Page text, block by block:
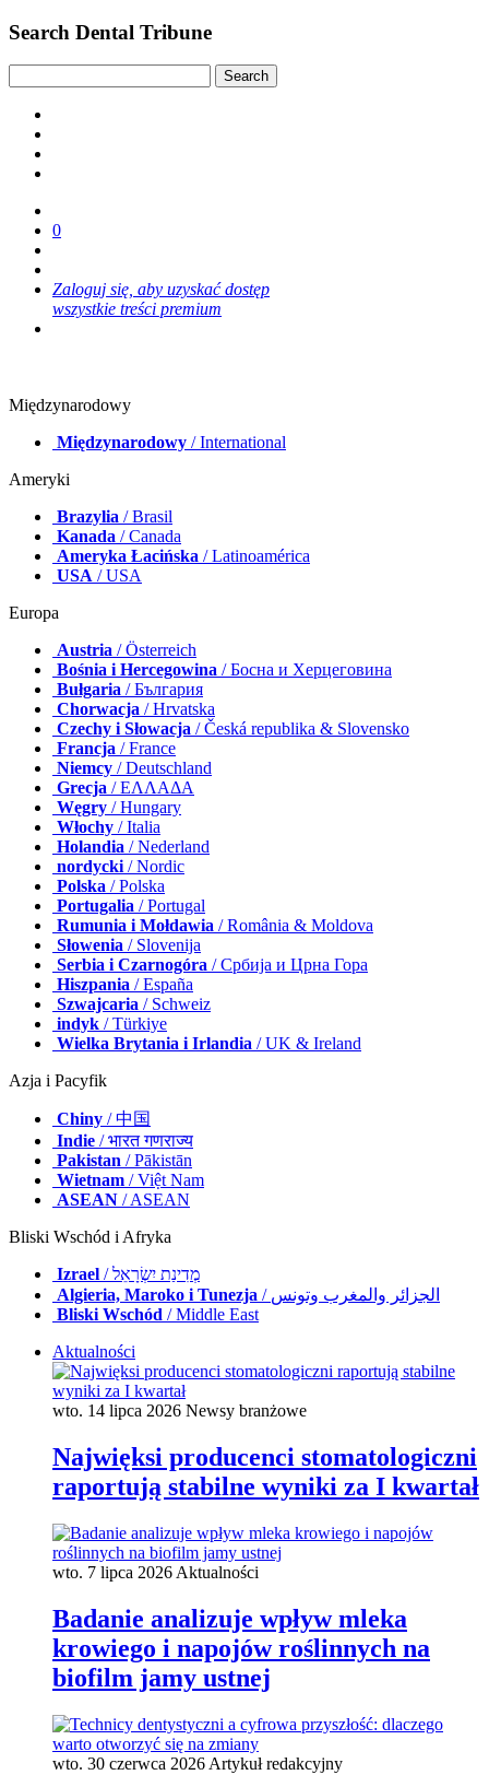
Search Dental Tribune
0
Zaloguj się, aby uzyskać dostęp
wszystkie treści premium
Międzynarodowy
Międzynarodowy / International
Ameryki
Brazylia / Brasil
Kanada / Canada
Ameryka Łacińska / Latinoamérica
USA / USA
Europa
Austria / Österreich
Bośnia i Hercegowina / Босна и Херцеговина
Bułgaria / България
Chorwacja / Hrvatska
Czechy i Słowacja / Česká republika & Slovensko
Francja / France
Niemcy / Deutschland
Grecja / ΕΛΛΑΔΑ
Węgry / Hungary
Włochy / Italia
Holandia / Nederland
nordycki/ Nordic
Polska / Polska
Portugalia / Portugal
Rumunia i Mołdawia / România & Moldova
Słowenia / Slovenija
Serbia i Czarnogóra / Србија и Црна Гора
Hiszpania / España
Szwajcaria / Schweiz
indyk / Türkiye
Wielka Brytania i Irlandia / UK & Ireland
Azja i Pacyfik
Chiny / 中国
Indie / भारत गणराज्य
Pakistan / Pākistān
Wietnam / Việt Nam
ASEAN / ASEAN
Bliski Wschód i Afryka
Izrael
/ מְדִינַת יִשְׂרָאֵל
Algieria, Maroko i Tunezja
/ الجزائر والمغرب وتونس
Bliski Wschód / Middle East
Aktualności
wto. 14 lipca 2026 Newsy branżowe
Najwięksi producenci stomatologiczni
raportują stabilne wyniki za I kwartał
wto. 7 lipca 2026 Aktualności
Badanie analizuje wpływ mleka
krowiego i napojów roślinnych na
biofilm jamy ustnej
wto. 30 czerwca 2026 Artykuł redakcyjny